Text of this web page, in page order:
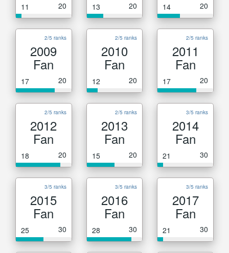
11 20 13 20 14 20
2/5 ranks
2009
Fan
17 20
2/5 ranks
2010
Fan
12 20
2/5 ranks
2011
Fan
17 20
2/5 ranks
2012
Fan
18 20
2/5 ranks
2013
Fan
15 20
3/5 ranks
2014
Fan
21 30
3/5 ranks
2015
Fan
25 30
3/5 ranks
2016
Fan
28 30
3/5 ranks
2017
Fan
21 30